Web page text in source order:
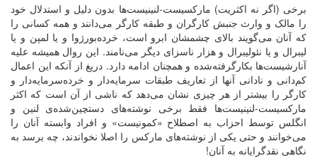
برخی (اگر نه اکثریت) مارکسیست‌-لنینیست‌ها بدون دلیل و استدلال خود
را مالک و وارث جنبش کارگران و طبقه کارگر می‌دانند و همه کسانی را
که آنان می‌گویند بالای چشمشان ابرو است، خرده‌بورژوا و یا لمپن و یا
لیبرال و یا نئولیبرال و هزار ناسزای دیگر می‌نامند. این روال همیشه علیه
آنارشیست‌ها بکارگرفته‌شده و همچنان ادامه دارد. دریغ از آنکه این اعمال
کم‌دانی و نادانی آنها از تعاریف طبقات سرمایه‌دار و خرده‌سرمایه‌دار و
کارگر را بیشتر از هر چیزی نشان می‌دهد که ناشی از آن است که اکثر
مارکسیست-لنینیست‌ها فقط برخی نوشته‌های دستچین‌شده‌ی لنین و
انگلس توسط احزاب به اصطلاح «کمونیست» و افراد وابسته آنان را
می‌خوانند و حتی یکی از نوشته‌های مارکس را اصلا نخواندند، چه برسد به
نگاهی نقدگرایانه به آنان!